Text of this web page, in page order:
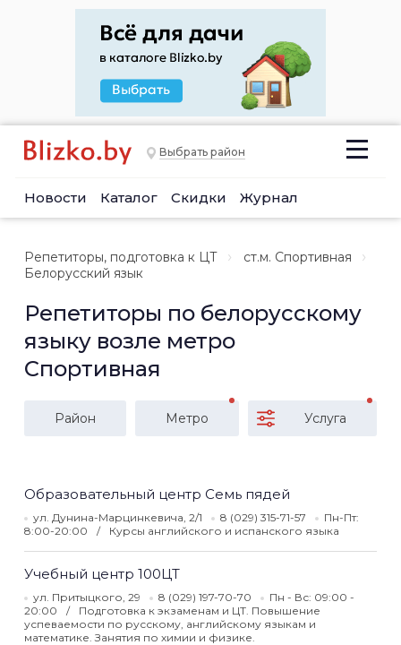
Выбрать район
Новости Каталог Скидки Журнал
Репетиторы, подготовка к ЦТ
ст.м. Спортивная
Белорусский язык
Репетиторы по белорусскому
языку возле метро
Спортивная
Район Метро Услуга
Образовательный центр Семь пядей
ул. Дунина-Марцинкевича, 2/1 8 (029) 315-71-57
Пн-Пт:
8:00-20:00
Курсы английского и испанского языка
Учебный центр 100ЦТ
ул. Притыцкого, 29 8 (029) 197-70-70
Пн - Вс: 09:00 -
20:00
Подготовка к экзаменам и ЦТ. Повышение
успеваемости по русскому, английскому языкам и
математике. Занятия по химии и физике.